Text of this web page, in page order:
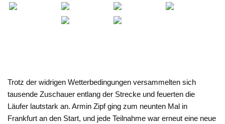
Trotz der widrigen Wetterbedingungen versammelten sich
tausende Zuschauer entlang der Strecke und feuerten die
Läufer lautstark an. Armin Zipf ging zum neunten Mal in
Frankfurt an den Start, und jede Teilnahme war erneut eine neue